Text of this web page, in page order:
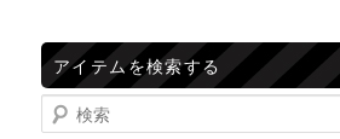
アイテムを検索する
検索